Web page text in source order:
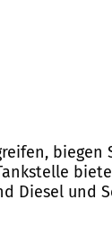
Diesel und